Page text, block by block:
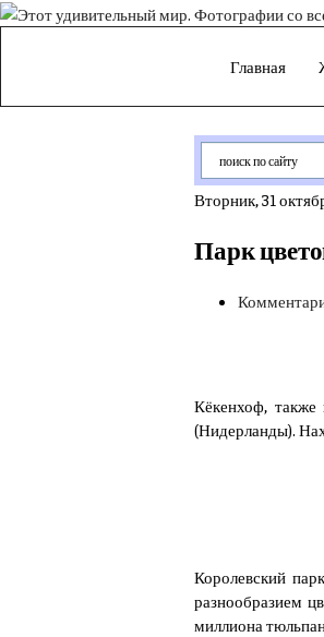
Главная
Вторник, 31
Парк
Кёкенхоф,
(Нидерланды).
Королевский
разнообразием
миллиона